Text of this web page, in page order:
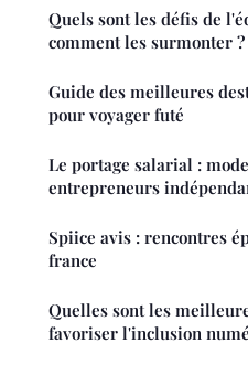
Quels sont les défis de
comment les surmonter ?
Guide des meilleures
pour voyager futé
Le portage salarial :
entrepreneurs
Spiice avis : rencontres
france
Quelles sont les
favoriser l'inclusion